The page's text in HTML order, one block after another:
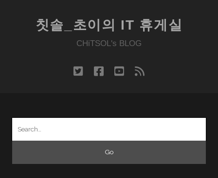
칫솔_초이의 IT 휴게실
CHiTSOL's BLOG
twitterfacebook
youtube
rss